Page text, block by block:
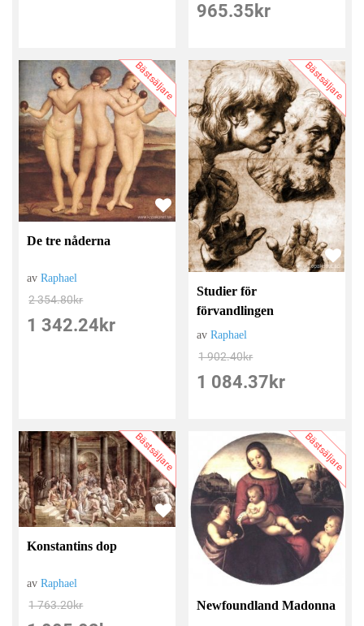
965.35 kr
Bästsäljare
De tre nåderna
avRaphael
2 354.80kr
1 342.24 kr
Bästsäljare
Studier för
förvandlingen
avRaphael
1 902.40kr
1 084.37 kr
Bästsäljare
Konstantins dop
avRaphael
1 763.20kr
Bästsäljare
Newfoundland Madonna